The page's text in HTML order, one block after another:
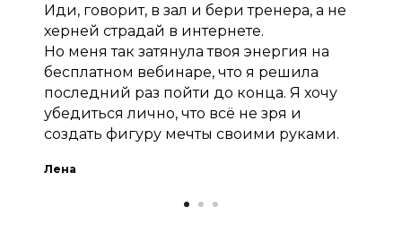
Иди, говорит, в зал и бери тренера, а не
херней страдай в интернете.
Но меня так затянула твоя энергия на
бесплатном вебинаре, что я решила
последний раз пойти до конца. Я хочу
убедиться лично, что всё не зря и
создать фигуру мечты своими руками.
Лена